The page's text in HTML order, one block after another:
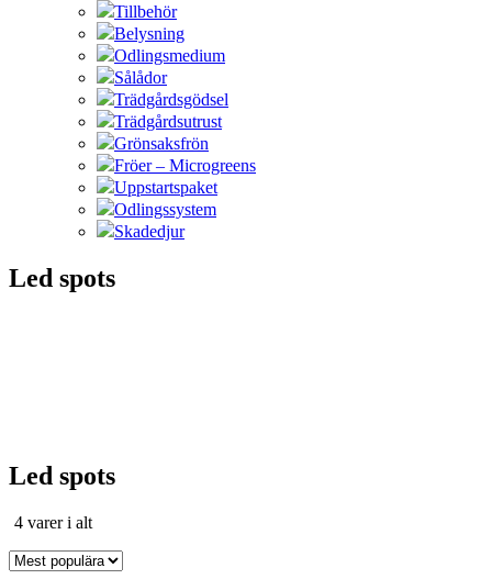
Tillbehör
Belysning
Odlingsmedium
Sålådor
Trädgårdsgödsel
Trädgårdsutrust
Grönsaksfrön
Fröer – Microgreens
Uppstartspaket
Odlingssystem
Skadedjur
Led spots
Led spots
4 varer i altSortera
popularitet